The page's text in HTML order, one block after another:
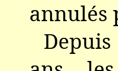
annulés